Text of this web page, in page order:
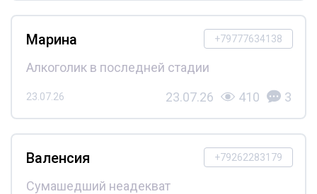
+79777634138
Марина
Алкоголик в последней стадии
23.07.26 23.07.26 410 3
+79262283179
Валенсия
Сумашедший неадекват